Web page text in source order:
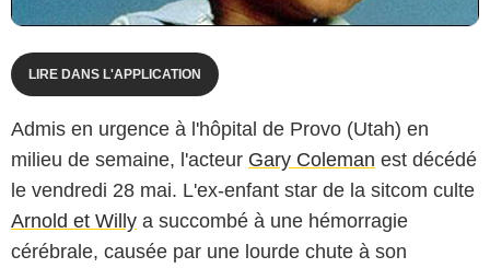
LIRE DANS L'APPLICATION
Admis en urgence à l'hôpital de Provo (Utah) en
milieu de semaine, l'acteur Gary Coleman est décédé
le vendredi 28 mai. L'ex-enfant star de la sitcom culte
Arnold et Willy a succombé à une hémorragie
cérébrale, causée par une lourde chute à son